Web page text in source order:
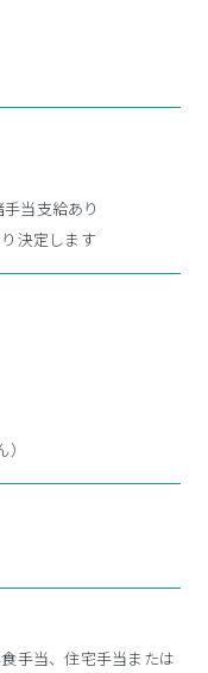
当支給あり
決定します
手当、住宅手当または